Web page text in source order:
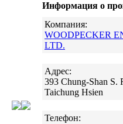
Информация о
Компания:
WOODPECKER
LTD.
Адрес:
393 Chung-Shan S.
Taichung Hsien
Телефон: